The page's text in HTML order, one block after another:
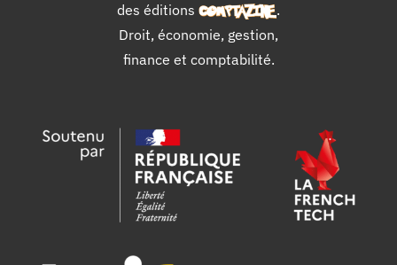
des éditions
.
Droit, économie, gestion,
finance et comptabilité.